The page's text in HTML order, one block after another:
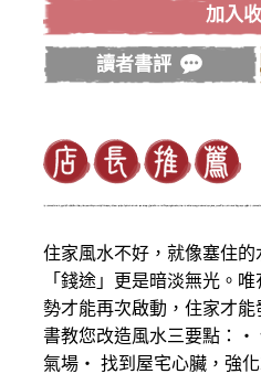
加入
讀者書評
住家風水不好，就像塞住的
「錢途」更是暗淡無光。
勢才能再次啟動，住家才
書教您改造風水三要點：
氣場・ 找到屋宅心臟，強